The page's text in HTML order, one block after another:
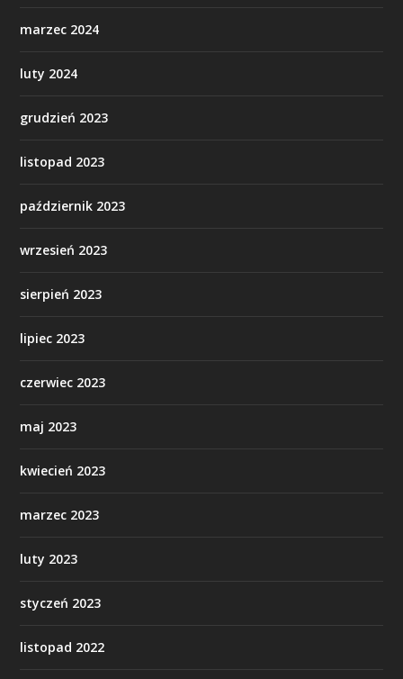
marzec 2024
luty 2024
grudzień 2023
listopad 2023
październik 2023
wrzesień 2023
sierpień 2023
lipiec 2023
czerwiec 2023
maj 2023
kwiecień 2023
marzec 2023
luty 2023
styczeń 2023
listopad 2022